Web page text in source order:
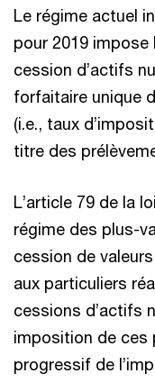
Le régime actuel
pour 2019
cession d’actifs
forfaitaire unique
(i.e., taux
titre des
L’article 79 de la
régime des plus-
cession de
aux particuliers
cessions d’actifs
imposition de ces
progressif de